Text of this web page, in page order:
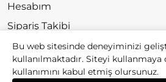
Hesabım
Sipariş Takibi
Bu web sitesinde deneyiminizi
kullanılmaktadır. Siteyi kullanmaya
kullanımını kabul etmiş olursunuz.